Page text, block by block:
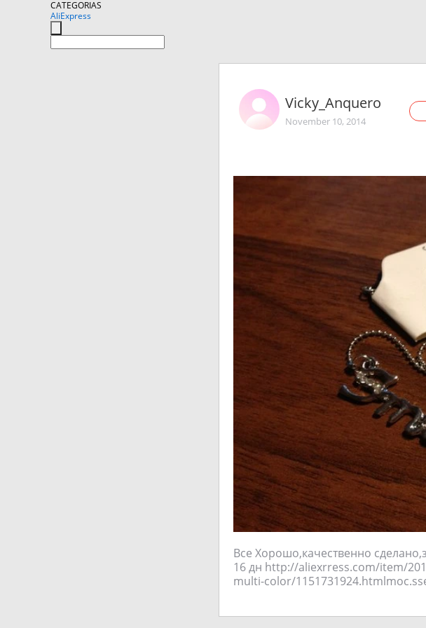
CATEGORIAS
AliExpress
Vicky_Anquero
November 10, 2014
Все Хорошо,качественно
16 дн http://aliexrress.com/item/
multi-color/